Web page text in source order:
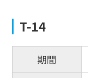
T-14
期間